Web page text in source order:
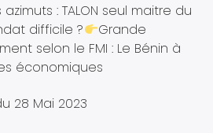
: TALON seul maitre du
difficile ?
Grande
selon le FMI : Le Bénin à
économiques
28 Mai 2023